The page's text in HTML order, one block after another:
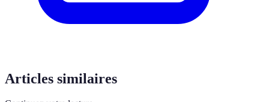
Articles similaires